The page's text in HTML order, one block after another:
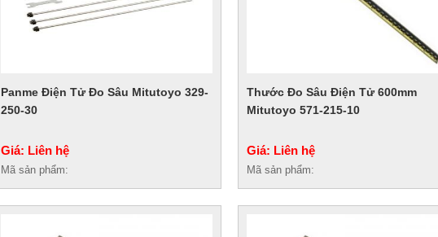
Panme Điện Tử Đo Sâu Mitutoyo 329-
250-30
Giá: Liên hệ
Mã sản phẩm:
Thước Đo Sâu Điện Tử 600mm
Mitutoyo 571-215-10
Giá: Liên hệ
Mã sản phẩm: